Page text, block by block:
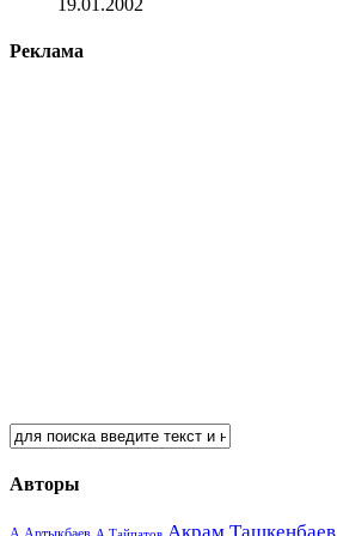
19.01.2002
Реклама
Авторы